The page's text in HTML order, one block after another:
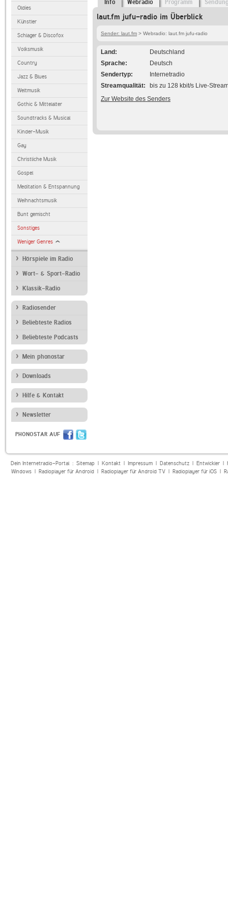
Oldies
Künstler
Schlager & Discofox
Volksmusik
Country
Jazz & Blues
Weltmusik
Gothic & Mittelalter
Soundtracks & Musical
Kinder-Musik
Gay
Christliche Musik
Gospel
Meditation & Entspannung
Weihnachtsmusik
Bunt gemischt
Sonstiges
Weniger Genres
Hörspiele im Radio
Wort- & Sport-Radio
Klassik-Radio
Radiosender
Beliebteste Radios
Beliebteste Podcasts
Mein phonostar
Downloads
Hilfe & Kontakt
Newsletter
PHONOSTAR AUF
Info Webradio Programm
laut.fm jufu-radio im Überblick
Sender: laut.fm > Webradio: laut.fm jufu-radio
Land
Deutschland
Sprache
Deutsch
Sendertyp
Internetradio
Streamqualität
bis zu 128 kbit/s Live-
Zur Website des Senders
Dein Internetradio-Portal : Sitemap| Kontakt| Impressum| Datenschutz| Entwickler|
Windows| Radioplayer für Android| Radioplayer für Android TV| Radioplayer für iOS|